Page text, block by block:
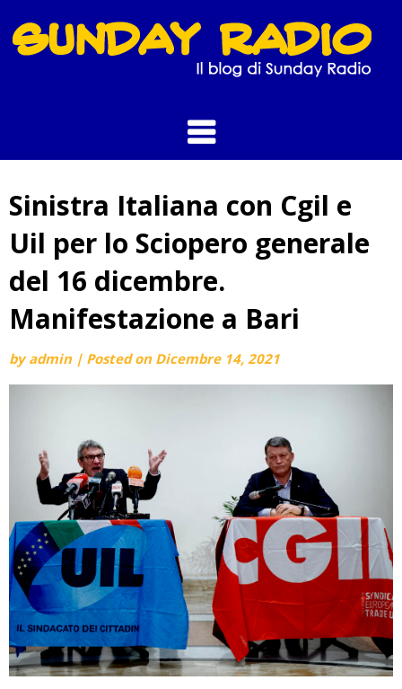
to
content
Sinistra Italiana con Cgil e
Uil per lo Sciopero generale
del 16 dicembre.
Manifestazione a Bari
byadmin | Posted on Dicembre 14, 2021